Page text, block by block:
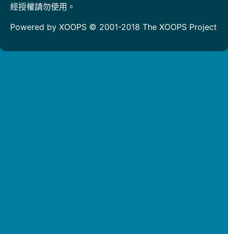
經授權請勿使用。
Powered by XOOPS © 2001-2018 The XOOPS Project